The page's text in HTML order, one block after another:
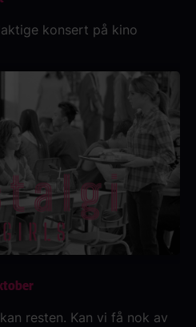
konsert på kino
resten. Kan vi få nok av